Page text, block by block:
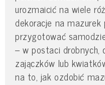
urozmaicić na wiele
dekoracje na
przygotować
– w postaci drobnych,
zajączków lub
na to, jak ozdobić